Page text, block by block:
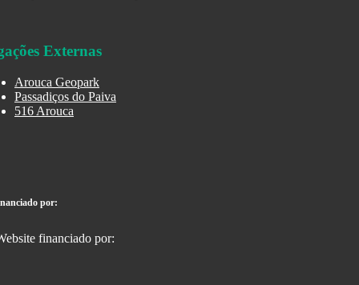
Externas
Arouca Geopark
Passadiços do Paiva
516 Arouca
por: